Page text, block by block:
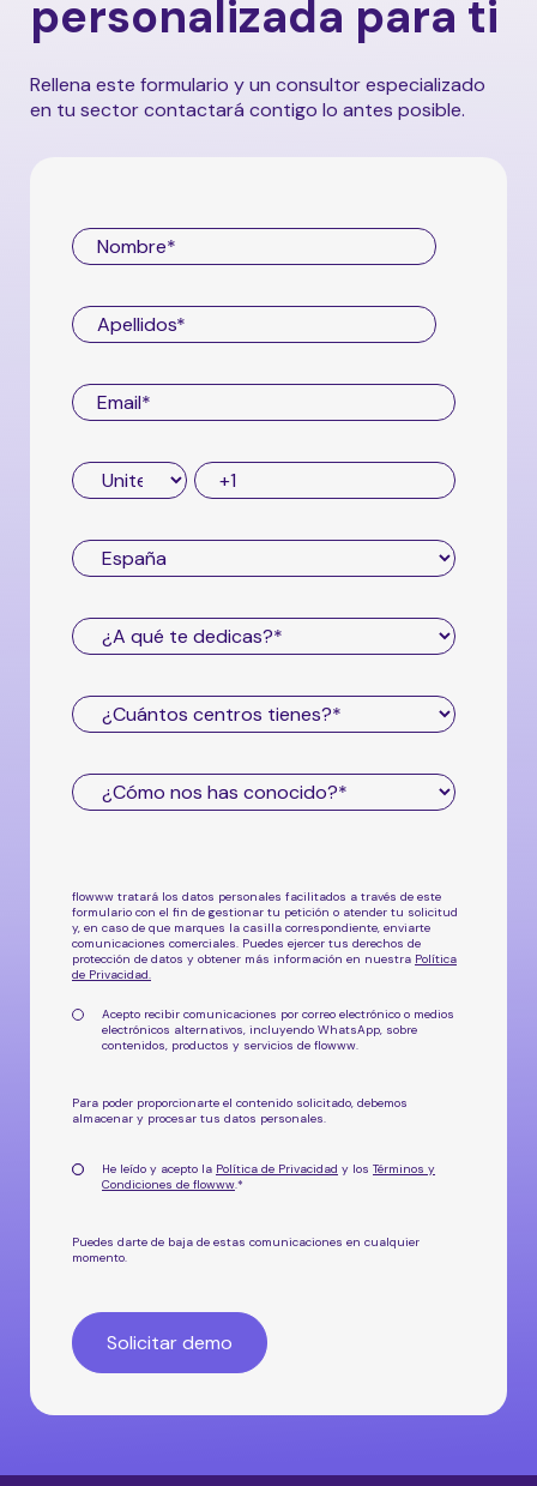
experiencia y potenciar la eficiencia en tus
operaciones. Si quieres saber más,contacta
personalizada para ti
Rellena este formulario y un consultor especializado
en tu sector contactará contigo lo antes posible.
flowww tratará los datos personales facilitados a través de este
formulario con el fin de gestionar tu petición o atender tu solicitud
y, en caso de que marques la casilla correspondiente, enviarte
comunicaciones comerciales. Puedes ejercer tus derechos de
protección de datos y obtener más información en nuestra Política
de Privacidad.
Acepto recibir comunicaciones por correo electrónico o medios
electrónicos alternativos, incluyendo WhatsApp, sobre
contenidos, productos y servicios de flowww.
Para poder proporcionarte el contenido solicitado, debemos
almacenar y procesar tus datos personales.
He leído y acepto la Política de Privacidad y los Términos y
Condiciones de flowww.*
Puedes darte de baja de estas comunicaciones en cualquier
momento.